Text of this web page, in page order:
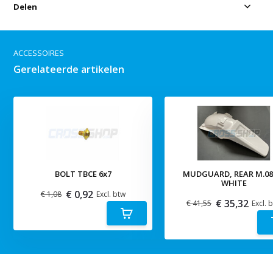
Delen
ACCESSOIRES
Gerelateerde artikelen
BOLT TBCE 6x7
€ 1,08 € 0,92 Excl. btw
MUDGUARD, REAR
WHITE
€ 41,55 € 35,32 Excl.